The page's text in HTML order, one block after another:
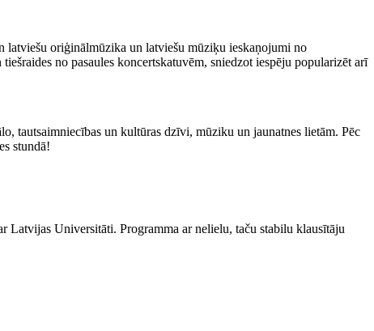
latviešu oriģinālmūzika un latviešu mūziķu ieskaņojumi no
no pasaules koncertskatuvēm, sniedzot iespēju popularizēt arī
tautsaimniecības un kultūras dzīvi, mūziku un jaunatnes lietām. Pēc
stundā!
Latvijas Universitāti. Programma ar nelielu, taču stabilu klausītāju